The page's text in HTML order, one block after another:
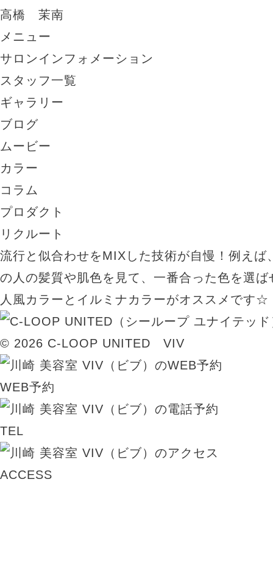
高橋 茉南
メニュー
サロンインフォメーション
スタッフ一覧
ギャラリー
ブログ
ムービー
カラー
コラム
プロダクト
リクルート
流行と似合わせをMIXした技術が自慢！例えば
の人の髪質や肌色を見て、一番合った色を選
人風カラーとイルミナカラーがオススメです☆
© 2026 C-LOOP UNITED VIV
WEB予約
TEL
ACCESS